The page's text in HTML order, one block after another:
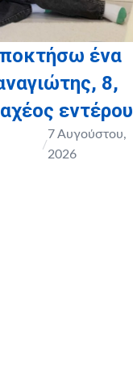
ένα
8,
εντέρου
/
7 Αυγούστου,
2026